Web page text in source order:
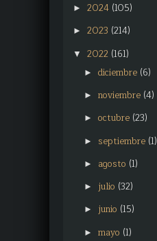
► 2024 (105)
► 2023 (214)
▼ 2022 (161)
► diciembre (6)
► noviembre (4)
► octubre (23)
► septiembre (1)
► agosto (1)
► julio (32)
► junio (15)
► mayo (1)